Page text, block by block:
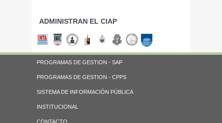
ADMINISTRAN EL CIAP
PROGRAMAS DE GESTION - SAP
PROGRAMAS DE GESTION - CPPS
SISTEMA DE INFORMACIÓN PÚBLICA
INSTITUCIONAL
CONTACTO